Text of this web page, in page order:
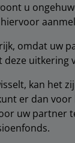
u
omdat uw
uitkering
kan het
er dan
uw partner